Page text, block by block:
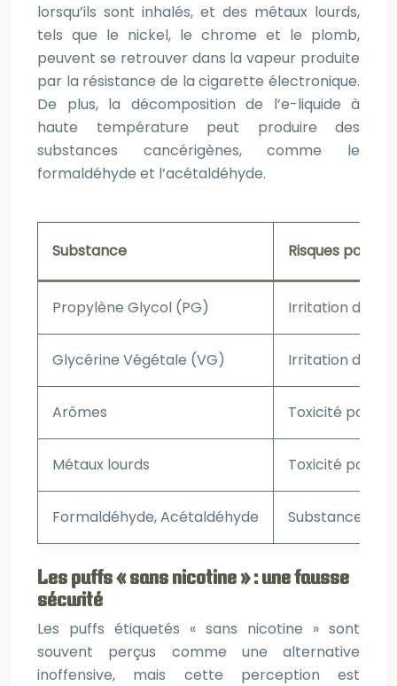
lorsqu’ils sont inhalés, et des métaux lourds,
tels que le nickel, le chrome et le plomb,
peuvent se retrouver dans la vapeur produite
par la résistance de la cigarette électronique.
De plus, la décomposition de l’e-liquide à
haute température peut produire des
substances cancérigènes, comme le
formaldéhyde et l’acétaldéhyde.
Substance Risques
Propylène Glycol (PG) Irritation des
Glycérine Végétale (VG) Irritation des
Arômes Toxicité
Métaux lourds Toxicité pour
Formaldéhyde, Acétaldéhyde Substances
Les puffs « sans nicotine » : une fausse
sécurité
Les puffs étiquetés « sans nicotine » sont
souvent perçus comme une alternative
inoffensive, mais cette perception est